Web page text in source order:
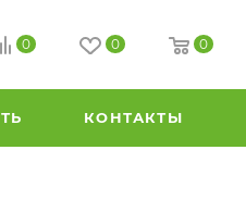
0 0 0
КОНТАКТЫ